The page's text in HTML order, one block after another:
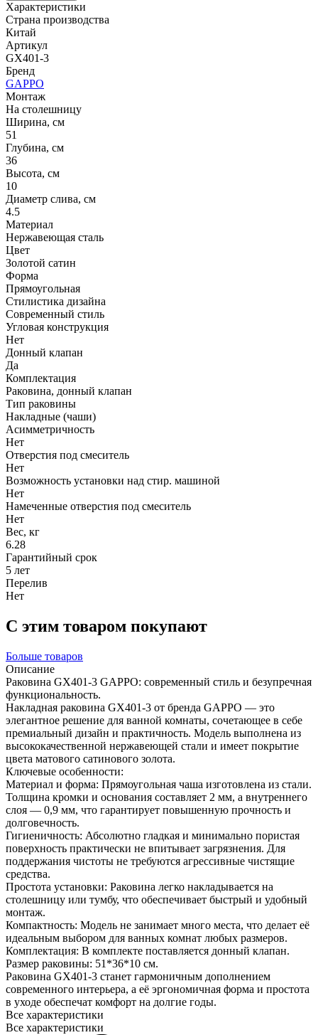
Характеристики
Страна производства
Китай
Артикул
GX401-3
Бренд
GAPPO
Монтаж
На столешницу
Ширина, см
51
Глубина, см
36
Высота, см
10
Диаметр слива, см
4.5
Материал
Нержавеющая сталь
Цвет
Золотой сатин
Форма
Прямоугольная
Стилистика дизайна
Современный стиль
Угловая конструкция
Нет
Донный клапан
Да
Комплектация
Раковина, донный клапан
Тип раковины
Накладные (чаши)
Асимметричность
Нет
Отверстия под смеситель
Нет
Возможность установки над стир. машиной
Нет
Намеченные отверстия под смеситель
Нет
Вес, кг
6.28
Гарантийный срок
5 лет
Перелив
Нет
С этим товаром покупают
Больше товаров
Описание
Раковина GX401-3 GAPPO: современный стиль и безупречная
функциональность.
Накладная раковина GX401-3 от бренда GAPPO — это
элегантное решение для ванной комнаты, сочетающее в себе
премиальный дизайн и практичность. Модель выполнена из
высококачественной нержавеющей стали и имеет покрытие
цвета матового сатинового золота.
Ключевые особенности:
Материал и форма: Прямоугольная чаша изготовлена из стали.
Толщина кромки и основания составляет 2 мм, а внутреннего
слоя — 0,9 мм, что гарантирует повышенную прочность и
долговечность.
Гигиеничность: Абсолютно гладкая и минимально пористая
поверхность практически не впитывает загрязнения. Для
поддержания чистоты не требуются агрессивные чистящие
средства.
Простота установки: Раковина легко накладывается на
столешницу или тумбу, что обеспечивает быстрый и удобный
монтаж.
Компактность: Модель не занимает много места, что делает её
идеальным выбором для ванных комнат любых размеров.
Комплектация: В комплекте поставляется донный клапан.
Размер раковины: 51*36*10 см.
Раковина GX401-3 станет гармоничным дополнением
современного интерьера, а её эргономичная форма и простота
в уходе обеспечат комфорт на долгие годы.
Все характеристики
Все характеристики